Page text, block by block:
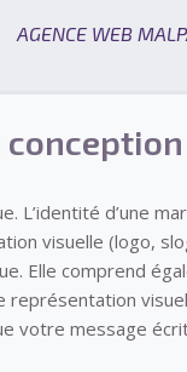
AGENCE WEB
L’identité d’une
visuelle (logo,
Elle comprend
votre message